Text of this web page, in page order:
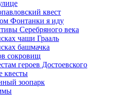
квест
Фонтанки я иду
Серебряного века
чаши Грааль
башмачка
сокровищ
героев Достоевского
квесты
зоопарк